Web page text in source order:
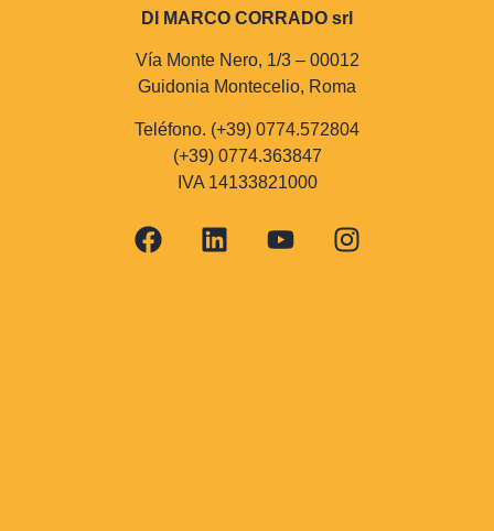
DI MARCO CORRADO srl
Vía Monte Nero, 1/3 – 00012
Guidonia Montecelio, Roma
Teléfono. (+39) 0774.572804
(+39) 0774.363847
IVA 14133821000